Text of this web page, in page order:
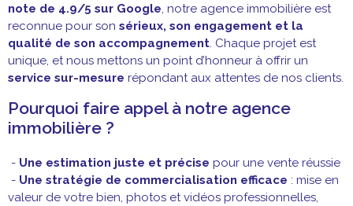
note de 4.9/5 sur Google, notre agence immobilière est
reconnue pour son sérieux, son engagement et la
qualité de son accompagnement. Chaque projet est
unique, et nous mettons un point d’honneur à offrir un
service sur-mesure répondant aux attentes de nos clients.
Pourquoi faire appel à notre agence
immobilière ?
- Une estimation juste et précise pour une vente réussie
- Une stratégie de commercialisation efficace : mise en
valeur de votre bien, photos et vidéos professionnelles,